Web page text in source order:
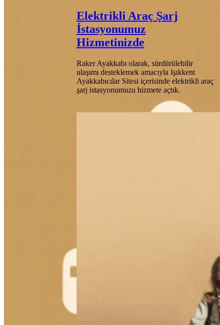
Elektrikli Araç Şarj
İstasyonumuz
Hizmetinizde
Raker Ayakkabı olarak, sürdürülebilir
ulaşımı desteklemek amacıyla Işıkkent
Ayakkabıcılar Sitesi içerisinde elektrikli araç
şarj istasyonumuzu hizmete açtık.